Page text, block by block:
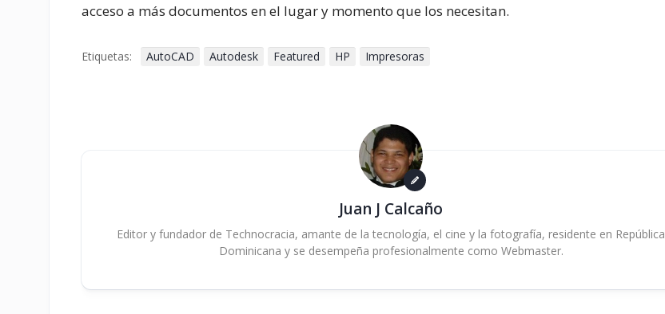
acceso a más documentos en el lugar y momento que los necesitan.
Etiquetas: AutoCAD Autodesk Featured HP Impresoras
Juan J Calcaño
Editor y fundador de Technocracia, amante de la tecnología, el cine y la fotografía, residente en República
Dominicana y se desempeña profesionalmente como Webmaster.